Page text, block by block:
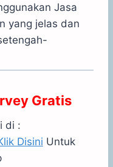
Jasa
yang jelas dan
Gratis
di :
Disini Untuk